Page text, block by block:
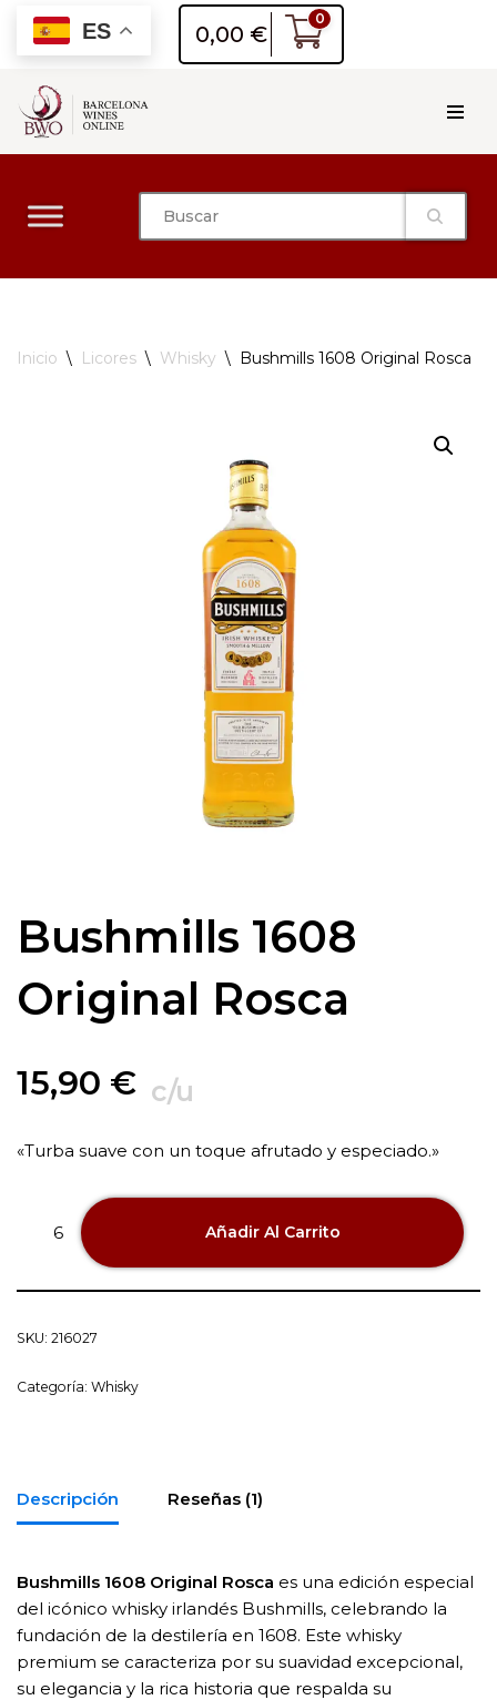
Saltar
contenido
ES 0,00 €
0
Inicio \ Licores \ Whisky \ Bushmills 1608 Original Rosca
Bushmills 1608
Original Rosca
15,90 € c/u
«Turba suave con un toque afrutado y especiado.»
Añadir Al Carrito
SKU: 216027
Categoría: Whisky
Descripción Reseñas (1)
Bushmills 1608 Original Rosca es una edición especial
del icónico whisky irlandés Bushmills, celebrando la
fundación de la destilería en 1608. Este whisky
premium se caracteriza por su suavidad excepcional,
su elegancia y la rica historia que respalda su